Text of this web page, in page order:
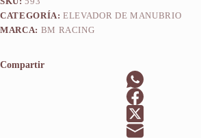
CATEGORÍA:ELEVADOR DE MANUBRIO
MARCA: BM RACING
Compartir